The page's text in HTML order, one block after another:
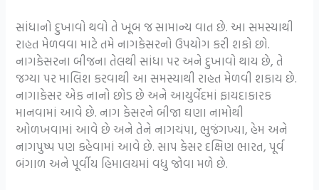
સાંધાનો દુખાવો થવો તે ખૂબ જ સામાન્ય વાત છે. આ સમસ્યાથી
રાહત મેળવવા માટે તમે નાગકેસરનો ઉપયોગ કરી શકો છો.
નાગકેસરના બીજના તેલથી સાંધા પર અને દુખાવો થાય છે, તે
જગ્યા પર માલિશ કરવાથી આ સમસ્યાથી રાહત મેળવી શકાય છે.
નાગાકેસર એક નાનો છોડ છે અને આયુર્વેદમાં ફાયદાકારક
માનવામાં આવે છે. નાગ કેસરને બીજા ઘણા નામોથી
ઓળખવામાં આવે છે અને તેને નાગચંપા, ભુજંગખ્યા, હેમ અને
નાગપુષ્પ પણ કહેવામાં આવે છે. સાપ કેસર દક્ષિણ ભારત, પૂર્વ
બંગાળ અને પૂર્વીય હિમાલયમાં વધુ જોવા મળે છે.